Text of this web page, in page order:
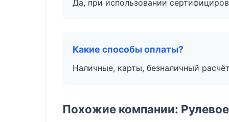
Да, при использовании
Какие способы оплаты?
Наличные, карты, безналичный
Похожие компании: